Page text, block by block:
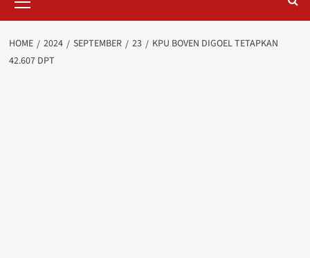
Menu
HOME 2024 SEPTEMBER 23
KPU BOVEN DIGOEL TETAPKAN
42.607 DPT